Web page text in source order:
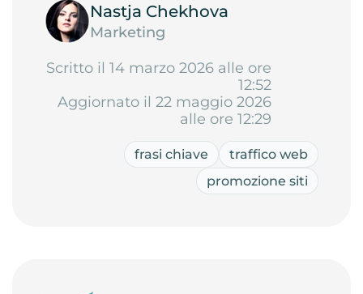
Nastja Chekhova
Marketing
Scritto il 14 marzo 2026 alle ore
12:52
Aggiornato il 22 maggio 2026
alle ore 12:29
frasi chiave
traffico web
promozione siti